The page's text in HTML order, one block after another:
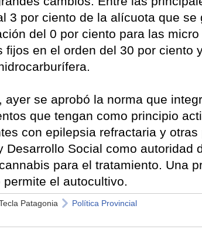
3 por ciento de la alícuota que
del 0 por ciento para las
fijos en el orden del 30 por ciento
ayer se aprobó la norma que
que tengan como principio
con epilepsia refractaria y
Desarrollo Social como autoridad
para el tratamiento. Una
permite el autocultivo.
Patagonia Política Provincial